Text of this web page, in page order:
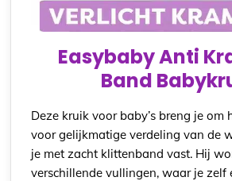
Easybaby Anti
Band
Deze kruik voor baby’s breng je om
voor gelijkmatige verdeling van de
je met zacht klittenband vast. Hij
verschillende vullingen, waar je zelf